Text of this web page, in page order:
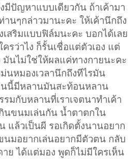
มีปัญหาแบบเดียวกัน ถ้าเค้ามา
นๆกล่าวมานะคะ ให้เค้านึกถึง
เสริมแบบฟิล์มนะคะ บอกได้เลย
รว่าไง ก็รั้นเชื่อแต่ตัวเอง แต่
มันไม่ใช่ให้ผลแค่ทางกายนะคะ
หมองเวลานึกถึงทีไรมัน
นี้มีหลานมันสะท้อนหลาน
มกับหลานที่เราเจตนาทำเค้า
นขนมเล่นกัน น้ำตาตกใน
แล้วเป็นผี รอเกิดตั้งนานอยาก
นมอยากเล่นอยากมีตัวตน กลับ
าย ได้แต่มอง พูดก็ไม่มีใครเห็น